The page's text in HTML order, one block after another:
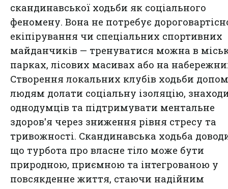
скандинавської ходьби як соціального
феномену. Вона не потребує
екіпірування чи спеціальних спортивних
майданчиків — тренуватися можна в
парках, лісових масивах або на
Створення локальних клубів ходьби
людям долати соціальну ізоляцію,
однодумців та підтримувати ментальне
здоров'я через зниження рівня стресу та
тривожності. Скандинавська ходьба
що турбота про власне тіло може бути
природною, приємною та інтегрованою у
повсякденне життя, стаючи надійним